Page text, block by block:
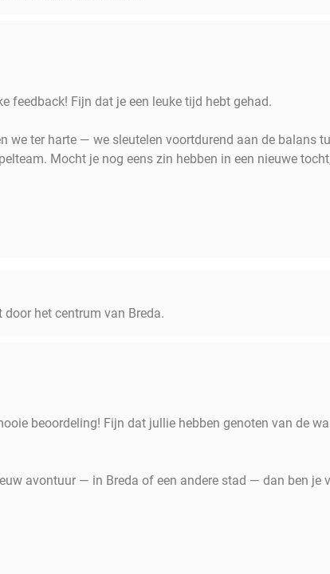
feedback! Fijn dat je een leuke tijd hebt gehad.
we ter harte — we sleutelen voortdurend aan de balans
Mocht je nog eens zin hebben in een nieuwe
het centrum van Breda.
beoordeling! Fijn dat jullie hebben genoten van de
avontuur — in Breda of een andere stad — dan ben je